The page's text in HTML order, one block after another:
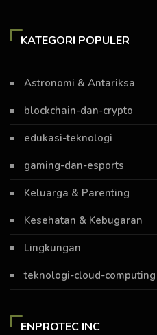
KATEGORI POPULER
Astronomi & Antariksa
blockchain-dan-crypto
edukasi-teknologi
gaming-dan-esports
Keluarga & Parenting
Kesehatan & Kebugaran
Lingkungan
teknologi-cloud-computing
ENPROTEC INC